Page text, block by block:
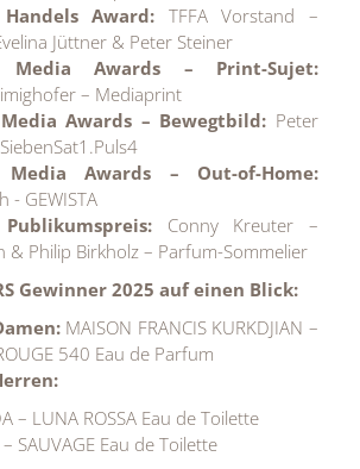
Award: TFFA Vorstand –
Jüttner & Peter Steiner
Media Awards – Print-Sujet:
– Mediaprint
Awards – Bewegtbild: Peter
Media Awards – Out-of-Home:
- GEWISTA
Conny Kreuter –
& Philip Birkholz – Parfum-Sommelier
Gewinner 2025 auf einen Blick:
MAISON FRANCIS KURKDJIAN –
540 Eau de Parfum
ROSSA Eau de Toilette
Eau de Toilette